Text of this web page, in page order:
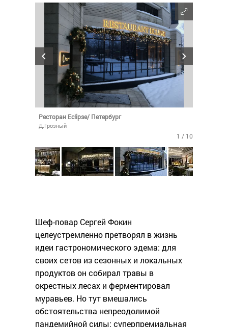
Ресторан Eclipse/ Петербург
Д.Грозный
1 / 10
Шеф-повар Сергей Фокин
целеустремленно претворял в жизнь
идеи гастрономического эдема: для
своих сетов из сезонных и локальных
продуктов он собирал травы в
окрестных лесах и ферментировал
муравьев. Но тут вмешались
обстоятельства непреодолимой
пандемийной силы: суперпремиальная